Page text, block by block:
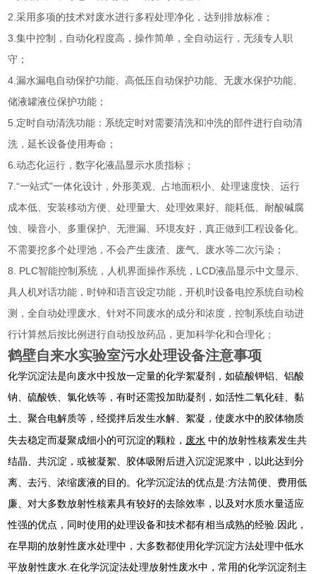
2.采用多项的技术对废水进行多程处理净化，达到排放标准；
3.集中控制，自动化程度高，操作简单，全自动运行，无须专人职
守；
4.漏水漏电自动保护功能、高低压自动保护功能、无废水保护功能、
储液罐液位保护功能；
5.定时自动清洗功能：系统定时对需要清洗和冲洗的部件进行自动清
洗，延长设备使用寿命；
6.动态化运行，数字化液晶显示水质指标；
7.“一站式”一体化设计，外形美观、占地面积小、处理速度快、运行
成本低、安装移动方便、处理量大、处理效果好、能耗低、耐酸碱腐
蚀、噪音小、多重保护、无泄漏、环境友好，真正做到工程设备化。
不需要挖多个处理池，不会产生废渣、废气、废水等二次污染；
8. PLC智能控制系统，人机界面操作系统，LCD液晶显示中文显示、
具人机对话功能，时钟和语言设定功能，开机时设备电控系统自动检
测，全自动处理废水、针对不同废水的成分和浓度，控制系统自动进
行计算然后按比例进行自动投放药品，更加科学化和合理化；
鹤壁自来水实验室污水处理设备注意事项
化学沉淀法是向废水中投放一定量的化学絮凝剂，如硫酸钾铝、铝酸
钠、硫酸铁、氯化铁等，有时还需投加助凝剂，如活性二氧化硅、黏
土、聚合电解质等，经搅拌后发生水解、絮凝，使废水中的胶体物质
失去稳定而凝聚成细小的可沉淀的颗粒， 废水 中的放射性核素发生共
结晶、共沉淀，或被凝絮、胶体吸附后进入沉淀泥浆中，以此达到分
离、去污、浓缩废液的目的。化学沉淀法的优点是:方法简便、费用低
廉、对大多数放射性核素具有较好的去除效率，以及对水质水量适应
性强的优点，同时使用的处理设备和技术都有相当成熟的经验.因此，
在早期的放射性废水处理中，大多数都使用化学沉淀方法处理中低水
平放射性废水.在化学沉淀法处理放射性废水中，常用的化学沉淀剂主